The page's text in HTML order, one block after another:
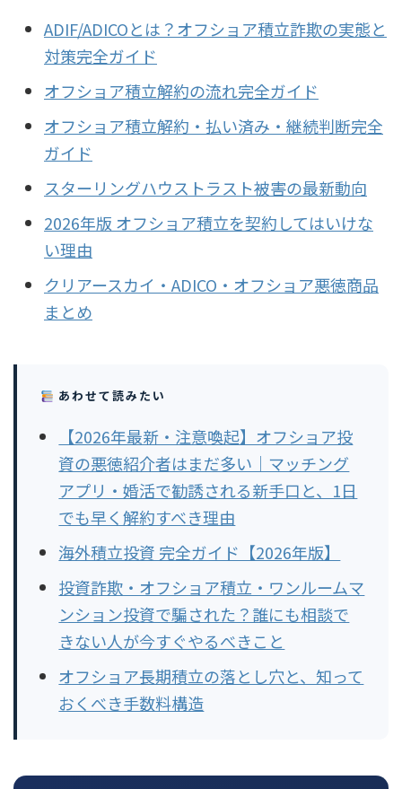
ADIF/ADICOとは？オフショア積立詐欺の実態と
対策完全ガイド
オフショア積立解約の流れ完全ガイド
オフショア積立解約・払い済み・継続判断完全
ガイド
スターリングハウストラスト被害の最新動向
2026年版 オフショア積立を契約してはいけな
い理由
クリアースカイ・ADICO・オフショア悪徳商品
まとめ
あわせて読みたい
【2026年最新・注意喚起】オフショア投
資の悪徳紹介者はまだ多い｜マッチング
アプリ・婚活で勧誘される新手口と、1日
でも早く解約すべき理由
海外積立投資 完全ガイド【2026年版】
投資詐欺・オフショア積立・ワンルームマ
ンション投資で騙された？誰にも相談で
きない人が今すぐやるべきこと
オフショア長期積立の落とし穴と、知って
おくべき手数料構造